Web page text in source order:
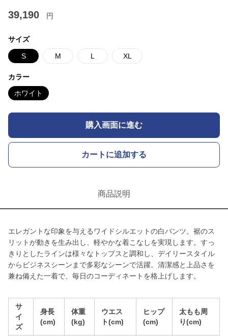
39,190 円
サイズ
S M L XL
カラー
ホワイト
購入画面に進む
カートに追加する
商品説明
エレガントな印象を与えるワイドシルエットの白パンツ。裾のス
リットが動きを生み出し、軽やかな着こなしを実現します。すっ
きりとしたラインは様々なトップスと調和し、デイリースタイル
からビジネスシーンまで多彩なシーンで活躍。清潔感と上品さを
兼ね備えた一着で、毎日のコーディネートを格上げします。
サ
イ
ズ
身長
(cm)
体重
(kg)
ウエス
ト(cm)
ヒップ
(cm)
太もも周
り(cm)